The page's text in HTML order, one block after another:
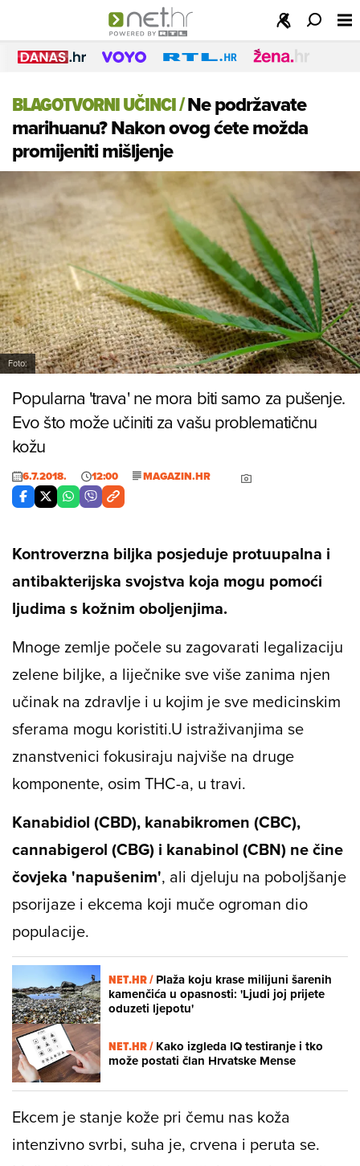
BLAGOTVORNI UČINCI/Ne podržavate
marihuanu? Nakon ovog ćete možda
promijeniti mišljenje
Foto:
Popularna 'trava' ne mora biti samo za pušenje.
Evo što može učiniti za vašu problematičnu
kožu
6.7.2018. 12:00 MAGAZIN.HR
Kontroverzna biljka posjeduje protuupalna i
antibakterijska svojstva koja mogu pomoći
ljudima s kožnim oboljenjima.
Mnoge zemlje počele su zagovarati legalizaciju
zelene biljke, a liječnike sve više zanima njen
učinak na zdravlje i u kojim je sve medicinskim
sferama mogu koristiti.U istraživanjima se
znanstvenici fokusiraju najviše na druge
komponente, osim THC-a, u travi.
Kanabidiol (CBD), kanabikromen (CBC),
cannabigerol (CBG) i kanabinol (CBN) ne čine
čovjeka 'napušenim', ali djeluju na poboljšanje
psorijaze i ekcema koji muče ogroman dio
populacije.
NET.HR /Plaža koju krase milijuni šarenih
kamenčića u opasnosti: 'Ljudi joj prijete
oduzeti ljepotu'
NET.HR /Kako izgleda IQ testiranje i tko
može postati član Hrvatske Mense
Ekcem je stanje kože pri čemu nas koža
intenzivno svrbi, suha je, crvena i peruta se.